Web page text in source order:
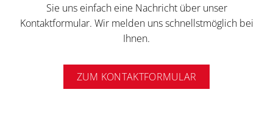
Sie uns einfach eine Nachricht über unser
Kontaktformular. Wir melden uns schnellstmöglich bei
Ihnen.
ZUM KONTAKTFORMULAR